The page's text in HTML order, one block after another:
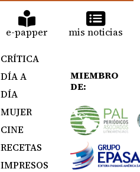
e-papper mis noticias
CRÍTICA
DÍA A
DÍA
MUJER
CINE
RECETAS
IMPRESOS
MIEMBRO
DE: